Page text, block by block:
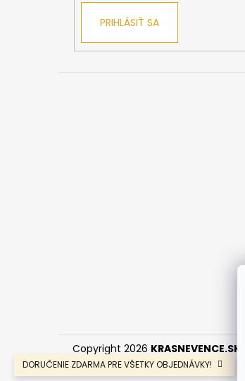
DORUČENIE ZDARMA PRE VŠETKY OBJEDNÁVKY!
PRIHLÁSIŤ SA
Copyright 2026 KRASNEVENCE.SK